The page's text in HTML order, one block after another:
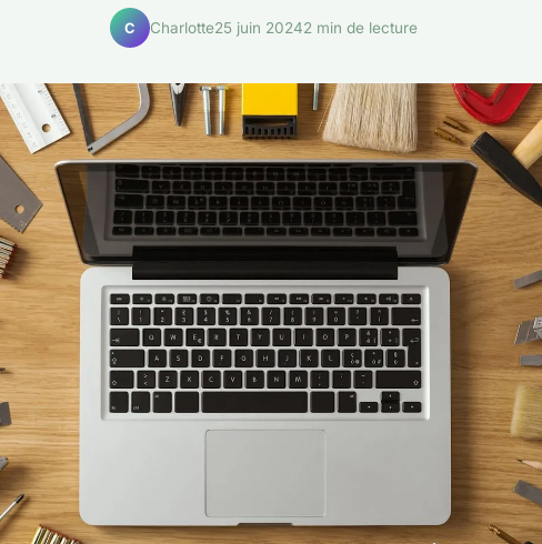
C Charlotte25 juin 20242 min de lecture